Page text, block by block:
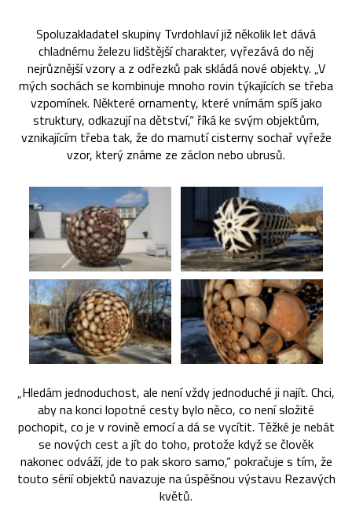
Spoluzakladatel skupiny Tvrdohlaví již několik let dává
chladnému železu lidštější charakter, vyřezává do něj
nejrůznější vzory a z odřezků pak skládá nové objekty. „V
mých sochách se kombinuje mnoho rovin týkajících se třeba
vzpomínek. Některé ornamenty, které vnímám spíš jako
struktury, odkazují na dětství,“ říká ke svým objektům,
vznikajícím třeba tak, že do mamutí cisterny sochař vyřeže
vzor, který známe ze záclon nebo ubrusů.
„Hledám jednoduchost, ale není vždy jednoduché ji najít. Chci,
aby na konci lopotné cesty bylo něco, co není složité
pochopit, co je v rovině emocí a dá se vycítit. Těžké je nebát
se nových cest a jít do toho, protože když se člověk
nakonec odváží, jde to pak skoro samo,“ pokračuje s tím, že
touto sérií objektů navazuje na úspěšnou výstavu Rezavých
květů.